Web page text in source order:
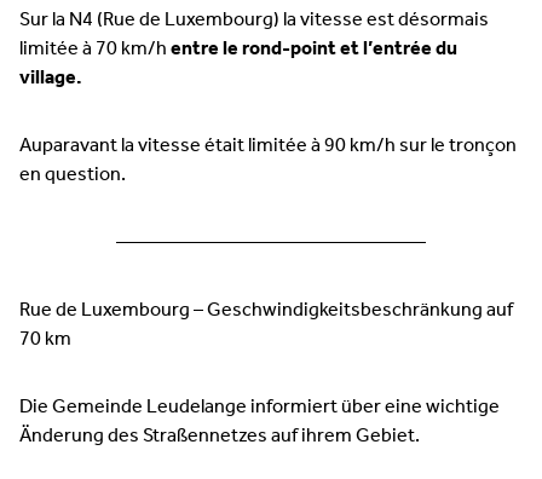
Sur la N4 (Rue de Luxembourg) la vitesse est désormais
limitée à 70 km/hentre le rond-point et l’entrée du
village.
Auparavant la vitesse était limitée à 90 km/h sur le tronçon
en question.
————————————————
Rue de Luxembourg – Geschwindigkeitsbeschränkung auf
70 km
Die Gemeinde Leudelange informiert über eine wichtige
Änderung des Straßennetzes auf ihrem Gebiet.